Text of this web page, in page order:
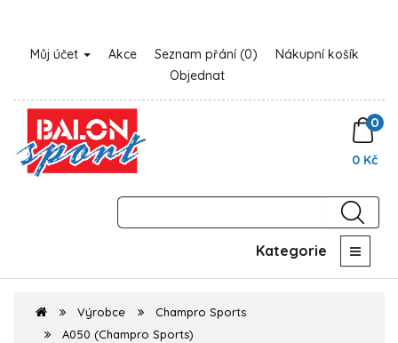
Můj účet Akce Seznam přání (0)
Nákupní košík
Objednat
0
0 Kč
Kategorie
Výrobce
Champro Sports
A050 (Champro Sports)